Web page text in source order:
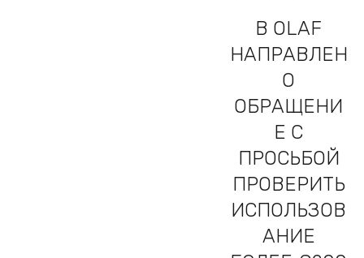
В OLAF
НАПРАВЛЕН
О
ОБРАЩЕНИ
Е С
ПРОСЬБОЙ
ПРОВЕРИТЬ
ИСПОЛЬЗОВ
АНИЕ